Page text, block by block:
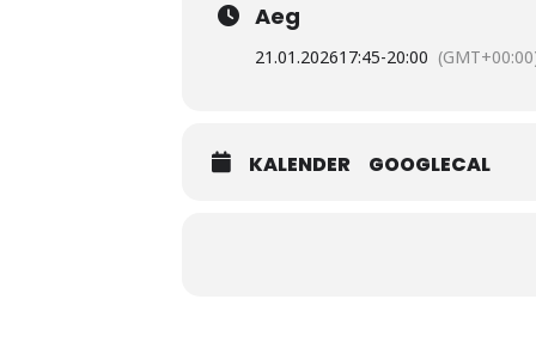
Aeg
21.01.202617:45-20:00
KALENDER GOOGLECAL